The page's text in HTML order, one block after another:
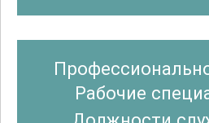
Рабочие